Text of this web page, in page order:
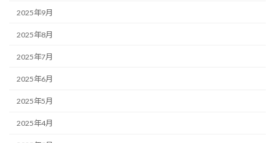
2025年9月
2025年8月
2025年7月
2025年6月
2025年5月
2025年4月